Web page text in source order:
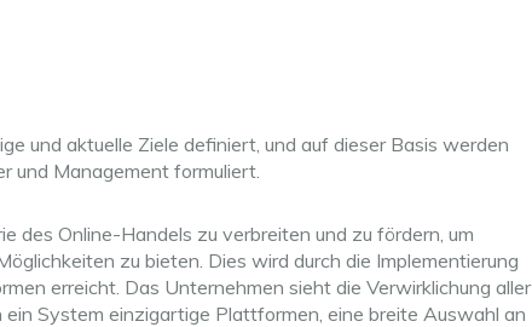
und aktuelle Ziele definiert, und auf dieser Basis werden
und Management formuliert.
des Online-Handels zu verbreiten und zu fördern, um
zu bieten. Dies wird durch die Implementierung
erreicht. Das Unternehmen sieht die Verwirklichung aller
System einzigartige Plattformen, eine breite Auswahl an